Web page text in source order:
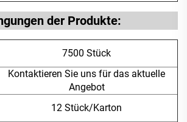
der Produkte:
7500 Stück
Kontaktieren Sie uns für das aktuelle
Angebot
12 Stück/Karton